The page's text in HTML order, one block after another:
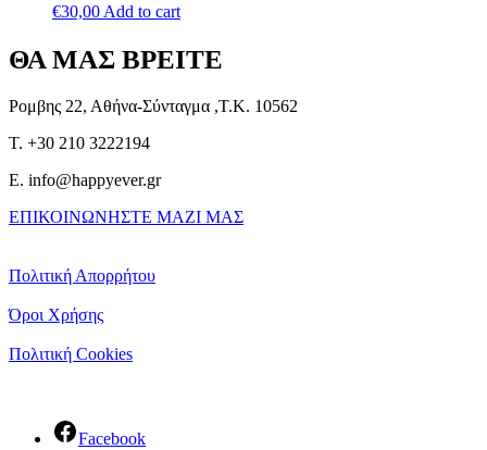
€30,00 Add to cart
ΘΑ ΜΑΣ ΒΡΕΙΤΕ
Ρομβης 22, Αθήνα-Σύνταγμα ,Τ.Κ. 10562
T. +30 210 3222194
E. info@happyever.gr
ΕΠΙΚΟΙΝΩΝΗΣΤΕ ΜΑΖΙ ΜΑΣ
Πολιτική Απορρήτου
Όροι Χρήσης
Πολιτική Cookies
Facebook